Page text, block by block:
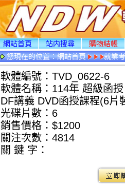
網站首頁 站内搜尋
購物結帳
您現在的位置：網站首頁 就業
軟體編號：TVD_0622-6
軟體名稱：114年 超級函
DF講義 DVD函授課程(6片
光碟片數：6
銷售價格：$1200
關注次數： 4814
關 鍵 字：